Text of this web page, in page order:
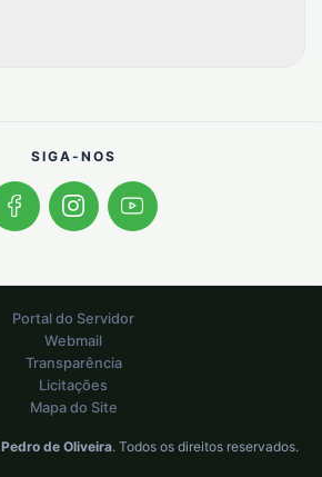
SIGA-NOS
Portal do Servidor
Webmail
Transparência
Licitações
Mapa do Site
de Oliveira. Todos os direitos reservados.